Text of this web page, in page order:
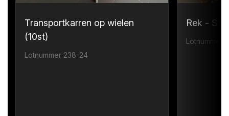
Transportkarren op wielen
(10st)
Lotnummer 238-24
Rek -
Lotnummer